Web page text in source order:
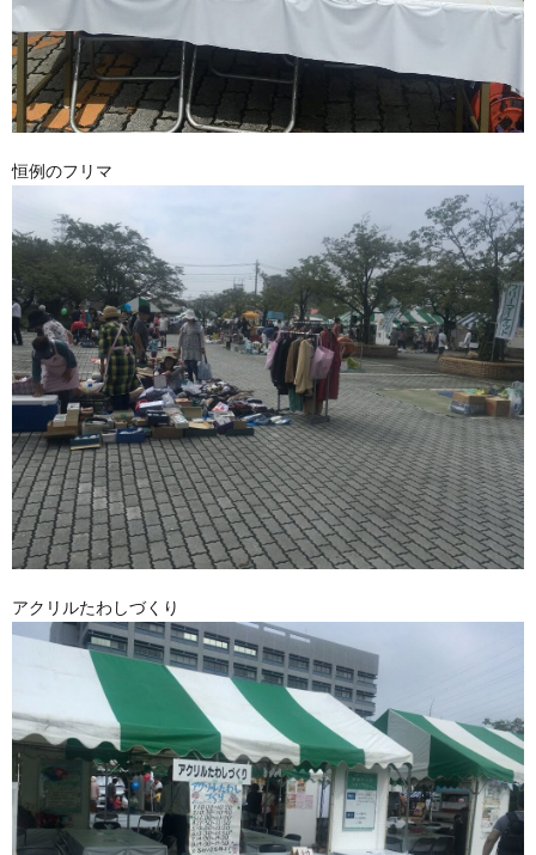
恒例のフリマ
アクリルたわしづくり